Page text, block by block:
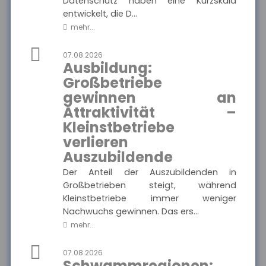
entwickelt, die D...
mehr...
07.08.2026
Ausbildung:
Großbetriebe
gewinnen an
Attraktivität –
Kleinstbetriebe
verlieren
Auszubildende
Der Anteil der Auszubildenden in
Großbetrieben steigt, während
Kleinstbetriebe immer weniger
Nachwuchs gewinnen. Das ers...
mehr...
07.08.2026
MEHR
Ausgewählte Produkte
Münchener Verein -
Pflegetagegeld
Münchener Verein -
Pflegetagegeld
Hier finden Sie alle wichtigen
Informationen und
Druckstücke zur
Pflegetagegeldversicherung
des Münchener Vereins.
MEHR